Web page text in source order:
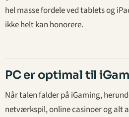
hel masse fordele ved tablets og
ikke helt kan honorere.
PC er optimal til
Når talen falder på iGaming,
netværkspil, online casinoer og alt